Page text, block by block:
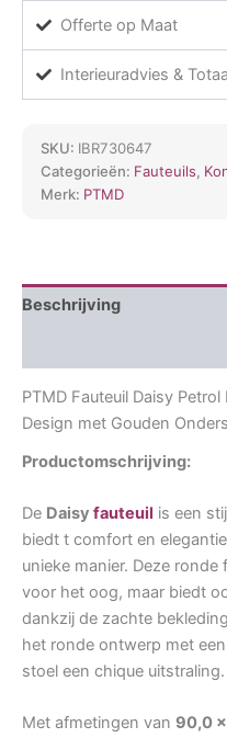
gold
base
aantal
Offerte op Maat
Interieuradvies &
SKU: IBR730647
Categorieën: Fauteuils,
Merk: PTMD
Beschrijving
PTMD Fauteuil Daisy
Design met Gouden
Productomschrijving:
De Daisy fauteuil is een
biedt t comfort en
unieke manier. Deze ronde
voor het oog, maar biedt
dankzij de zachte
het ronde ontwerp met
stoel een chique uitstraling.
Met afmetingen van 90,0